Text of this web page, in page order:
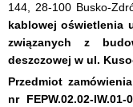
144, 28-100 Busko-
kablowej oświetlenia
związanych z
deszczowej w ul.
Przedmiot
nr FEPW.02.02-